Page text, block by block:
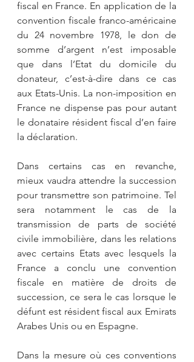
fiscal en France. En application de la
convention fiscale franco-américaine
du 24 novembre 1978, le don de
somme d’argent n’est imposable
que dans l’Etat du domicile du
donateur, c’est-à-dire dans ce cas
aux Etats-Unis. La non-imposition en
France ne dispense pas pour autant
le donataire résident fiscal d’en faire
la déclaration.
Dans certains cas en revanche,
mieux vaudra attendre la succession
pour transmettre son patrimoine. Tel
sera notamment le cas de la
transmission de parts de société
civile immobilière, dans les relations
avec certains Etats avec lesquels la
France a conclu une convention
fiscale en matière de droits de
succession, ce sera le cas lorsque le
défunt est résident fiscal aux Emirats
Arabes Unis ou en Espagne.
Dans la mesure où ces conventions